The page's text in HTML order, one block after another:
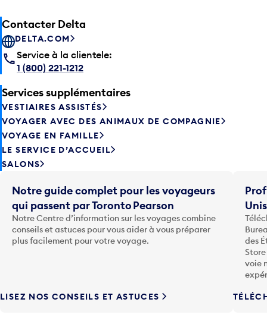
Contacter Delta
DELTA.COM
Service à la clientele:
1 (800) 221-1212
Services supplémentaires
VESTIAIRES ASSISTÉS
VOYAGER AVEC DES ANIMAUX DE COMPAGNIE
VOYAGE EN FAMILLE
LE SERVICE D’ACCUEIL
SALONS
Notre guide complet pour les voyageurs
qui passent par Toronto Pearson
Notre Centre d’information sur les voyages combine
conseils et astuces pour vous aider à vous préparer
plus facilement pour votre voyage.
LISEZ NOS CONSEILS ET ASTUCES
des
voie